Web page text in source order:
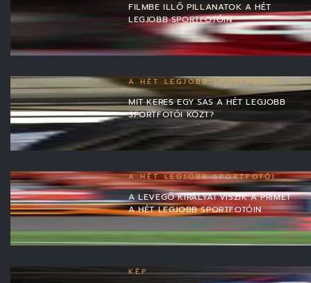
FILMBE ILLŐ PILLANATOK A HÉT
LEGJOBB SPORTFOTÓIN
A HÉT LEGJOBB SPORTFOTÓI
MIT KERES EGY SAS A HÉT LEGJOBB
SPORTFOTÓI KÖZT?
A HÉT LEGJOBB SPORTFOTÓI
A LEVEGŐ KIRÁLYAI VISZIK A PRÍMET
A HÉT LEGJOBB SPORTFOTÓIN
KÉP